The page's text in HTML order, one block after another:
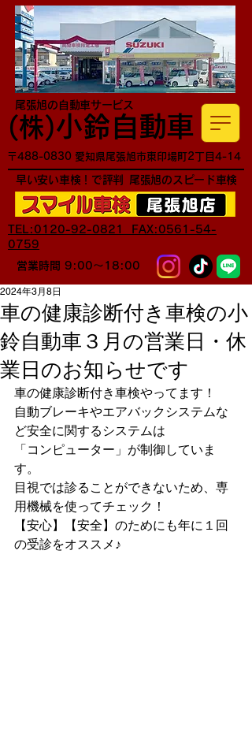
TEL:0120-92-0821 FAX:0561-54-
0759
営業時間 9:00～18:00
​(株)小鈴自動車
尾張旭の自動車サービス
早い安い車検！で評判 尾張旭のスピード車検
〒488-0830 愛知県尾張旭市東印場町2丁目4-14
車の健康診断付き車検の小
鈴自動車３月の営業日・休
業日のお知らせです
2024年3月8日
車の健康診断付き車検やってます！
自動ブレーキやエアバックシステムな
ど安全に関するシステムは
「コンピューター」が制御していま
す。
目視では診ることができないため、専
用機械を使ってチェック！
【安心】【安全】のためにも年に１回
の受診をオススメ♪